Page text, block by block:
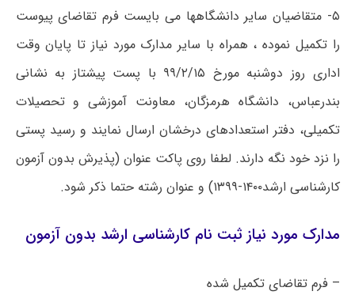
۵- متقاضیان سایر دانشگاهها می بایست فرم تقاضای پیوست
را تکمیل نموده ، همراه با سایر مدارک مورد نیاز تا پایان وقت
اداری روز دوشنبه مورخ ۹۹/۲/۱۵ با پست پیشتاز به نشانی
بندرعباس، دانشگاه هرمزگان، معاونت آموزشی و تحصیلات
تکمیلی، دفتر استعدادهای درخشان ارسال نمایند و رسید پستی
را نزد خود نگه دارند. لطفا روی پاکت عنوان (پذیرش بدون آزمون
کارشناسی ارشد۱۴۰۰-۱۳۹۹) و عنوان رشته حتما ذکر شود.
مدارک مورد نیاز ثبت نام کارشناسی ارشد بدون آزمون
– فرم تقاضای تکمیل شده